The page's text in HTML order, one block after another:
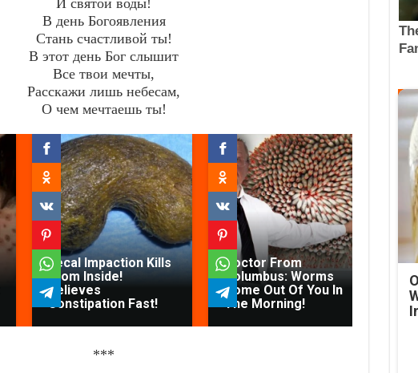
И святой воды!
В день Богоявления
Стань счастливой ты!
В этот день Бог слышит
Все твои мечты,
Расскажи лишь небесам,
О чем мечтаешь ты!
Fecal Impaction Kills
From Inside!
Relieves
Constipation Fast!
Doctor From
Columbus: Worms
Come Out Of You In
The Morning!
***